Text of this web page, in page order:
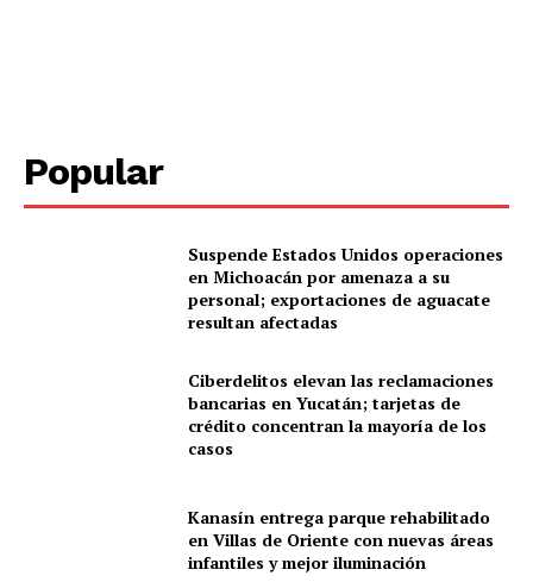
SUBSCRIBE NOW
Sociedad y Negocios
Popular
Suspende Estados Unidos operaciones
en Michoacán por amenaza a su
personal; exportaciones de aguacate
resultan afectadas
Ciberdelitos elevan las reclamaciones
bancarias en Yucatán; tarjetas de
crédito concentran la mayoría de los
casos
Kanasín entrega parque rehabilitado
en Villas de Oriente con nuevas áreas
infantiles y mejor iluminación